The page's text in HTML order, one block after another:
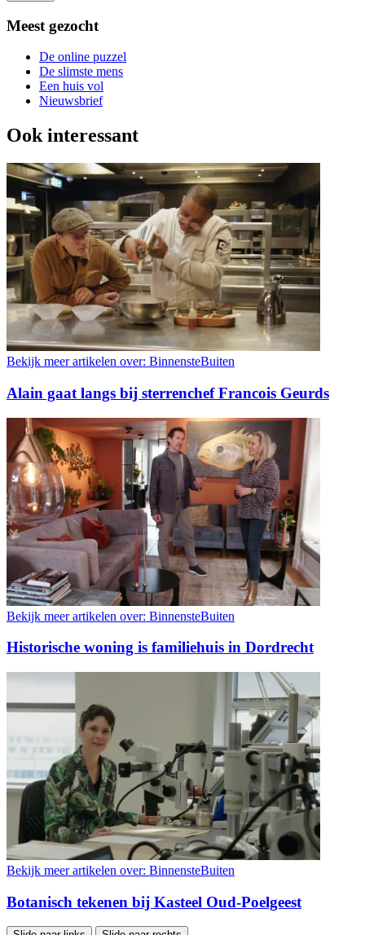
Meest gezocht
De online puzzel
De slimste mens
Een huis vol
Nieuwsbrief
Ook interessant
Bekijk meer artikelen over: BinnensteBuiten
Alain gaat langs bij sterrenchef Francois Geurds
Bekijk meer artikelen over: BinnensteBuiten
Historische woning is familiehuis in Dordrecht
Bekijk meer artikelen over: BinnensteBuiten
Botanisch tekenen bij Kasteel Oud-Poelgeest